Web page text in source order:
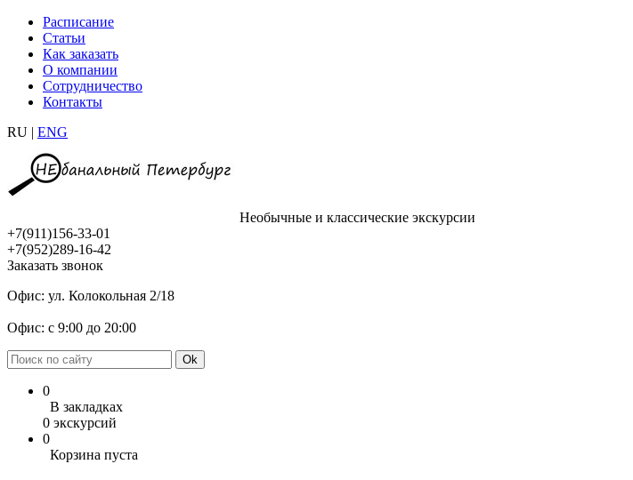
Расписание
Статьи
Как заказать
О компании
Сотрудничество
Контакты
RU | ENG
Необычные и классические экскурсии
+7(911)156-33-01
+7(952)289-16-42
Заказать звонок
Офис: ул. Колокольная 2/18
Офис: с 9:00 до 20:00
0
В закладках
0 экскурсий
0
Корзина пуста